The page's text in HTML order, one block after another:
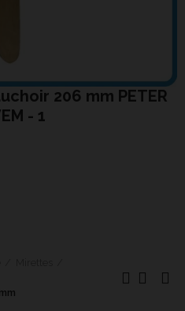
206 mm PETER
- 1